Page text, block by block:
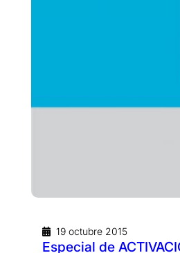
19 octubre 2015
Especial de